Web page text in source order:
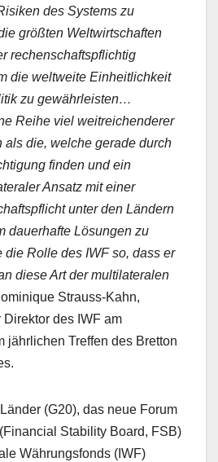
des Systems zu
größten Weltwirtschaften
rechenschaftspflichtig
die weltweite Einheitlichkeit
zu gewährleisten…
Reihe viel weitreichenderer
als die, welche gerade durch
finden und ein
Ansatz mit einer
unter den Ländern
dauerhafte Lösungen zu
die Rolle des IWF so, dass er
diese Art der multilateralen
Strauss-Kahn,
des IWF am
jährlichen Treffen des Bretton
(G20), das neue Forum
Stability Board, FSB)
Währungsfonds (IWF)